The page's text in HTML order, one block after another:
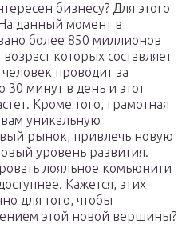
бизнесу? Для этого
данный момент в
более 850 миллионов
которых составляет
проводит за
30 минут в день и этот
Кроме того, грамотная
вам уникальную
рынок, привлечь новую
уровень развития.
лояльное комьюнити
Кажется, этих
для того, чтобы
этой новой вершины?